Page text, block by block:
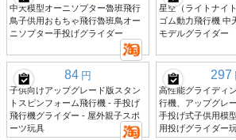
中天模型オーニソプター魯班飛行
鳥子供用おもちゃ飛行魯班鳥オー
ニソプター手投げグライダー
星空（ライトナイ
ゴム動力飛行機 中
モデルグライダー
84 円
子供向けアップグレード版スタン
トスピンフォーム飛行機 - 手投げ
飛行機グライダー - 屋外親子スポ
ーツ玩具
297
高性能グライディ
行機、アップグレ
手投げ式子供用模
用投げグライダー玩